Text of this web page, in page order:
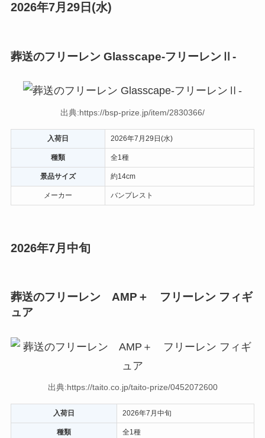
2026年7月29日(水)
葬送のフリーレン Glasscape-フリーレンⅡ-
出典:https://bsp-prize.jp/item/2830366/
入荷日 2026年7月29日(水)
種類 全1種
景品サイズ 約14cm
メーカー バンプレスト
2026年7月中旬
葬送のフリーレン AMP＋ フリーレン フィギ
ュア
出典:https://taito.co.jp/taito-prize/0452072600
入荷日 2026年7月中旬
種類 全1種